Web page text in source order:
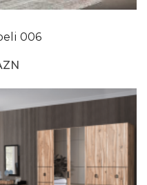
006